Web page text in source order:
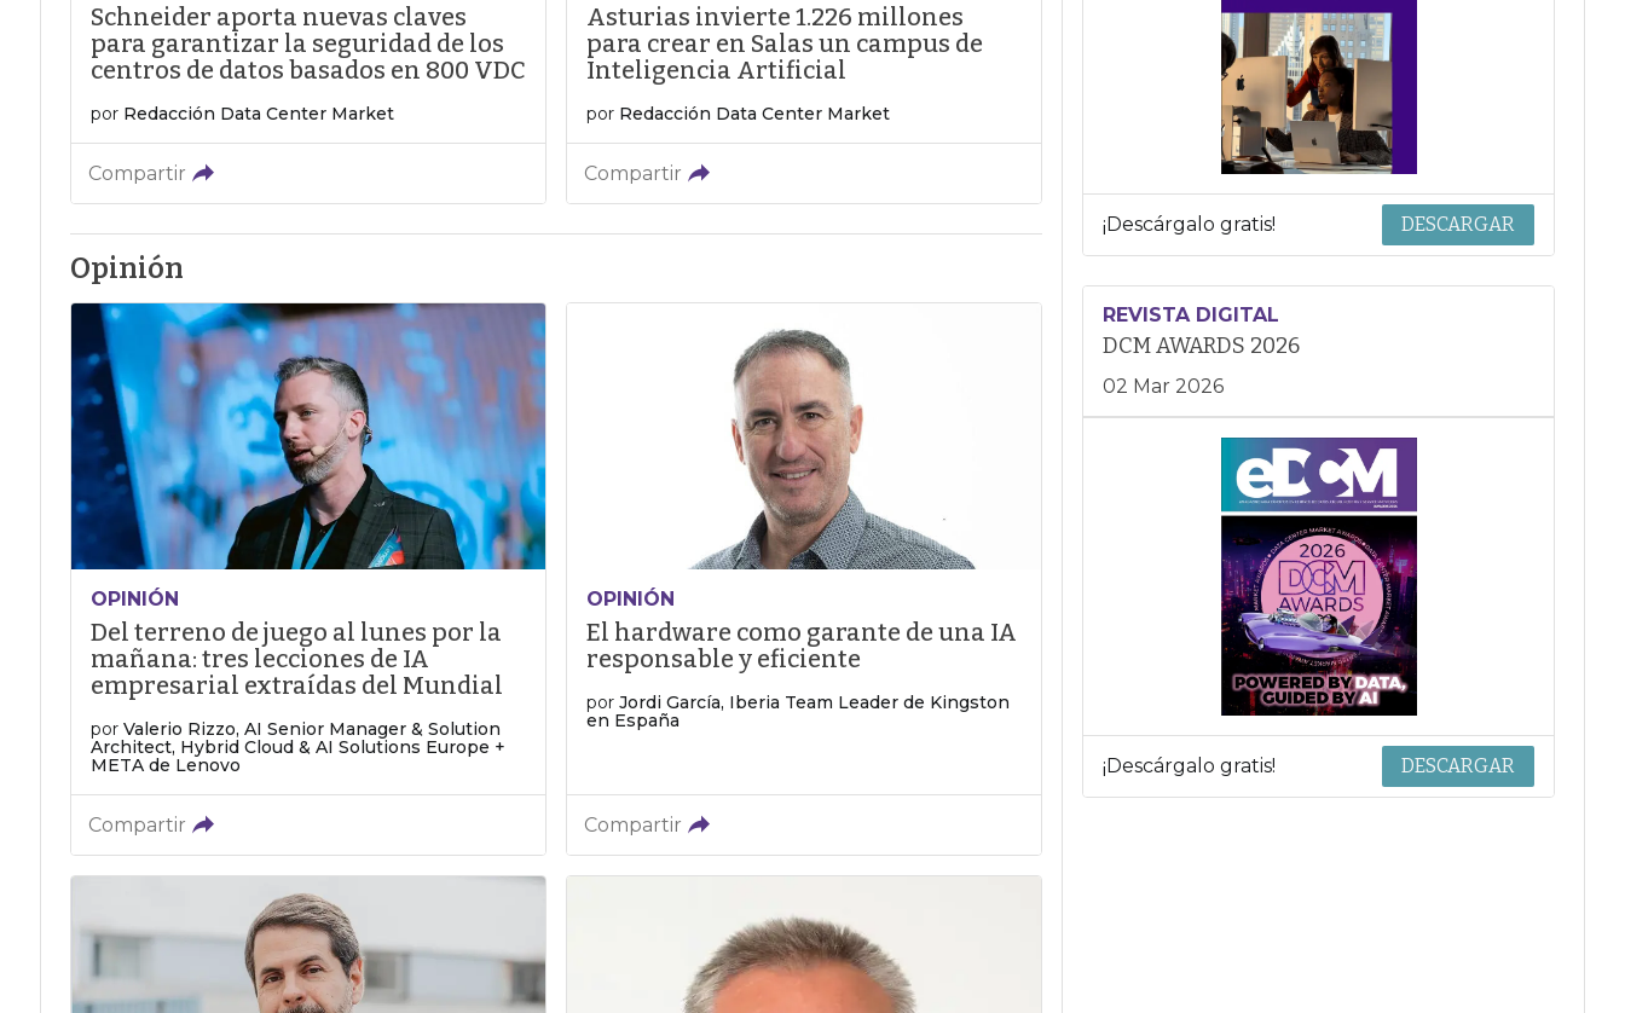
Schneider aporta nuevas claves
para garantizar la seguridad de los
centros de datos basados en 800 VDC
por Redacción Data Center Market
Compartir
Asturias invierte 1.226 millones
para crear en Salas un campus de
Inteligencia Artificial
por Redacción Data Center Market
Compartir
Opinión
OPINIÓN
Del terreno de juego al lunes por la
mañana: tres lecciones de IA
empresarial extraídas del Mundial
por Valerio Rizzo, AI Senior Manager & Solution
Architect, Hybrid Cloud & AI Solutions Europe +
META de Lenovo
Compartir
OPINIÓN
El hardware como garante de una IA
responsable y eficiente
por Jordi García, Iberia Team Leader de Kingston
en España
Compartir
¡Descárgalo gratis! DESCARGAR
REVISTA DIGITAL
DCM AWARDS 2026
02 Mar 2026
¡Descárgalo gratis! DESCARGAR